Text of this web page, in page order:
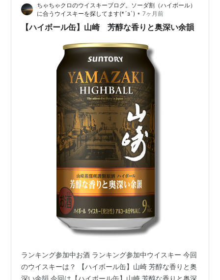
ちゃちゃクロのウイスキーブログ。ソーダ割（ハイボール）
に合うウイスキーを探してます(*´з`) • 7ヶ月前
【ハイボール缶】山崎 芳醇な香りと奥深い余韻
ランキング参加中お酒 ランキング参加中ウイスキー 今回
のウイスキーは？ 【ハイボール缶】山崎 芳醇な香りと奥